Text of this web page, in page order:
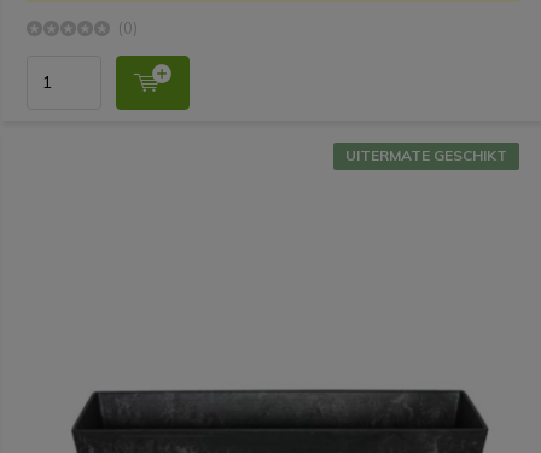
(0)
UITERMATE GESCHIKT